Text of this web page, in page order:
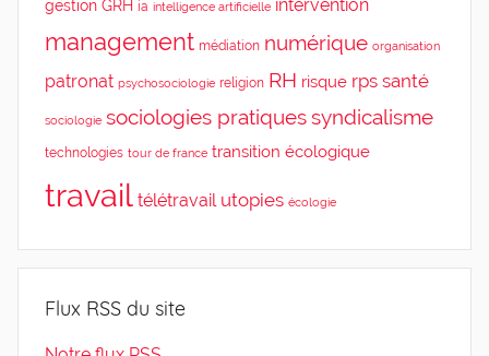
gestion GRH ia intelligence artificielle intervention
management médiation numérique organisation
patronat psychosociologie religion RH risque rps santé
sociologie sociologies pratiquessyndicalisme
technologies tour de france transition écologique
travail télétravail utopies écologie
Flux RSS du site